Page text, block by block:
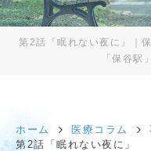
第2話「眠れない夜に」｜
「保谷駅
ホーム 医療コラム
第2話「眠れない夜に」